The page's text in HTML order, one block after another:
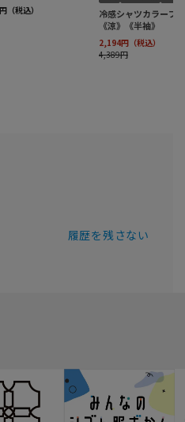
履歴を残さない